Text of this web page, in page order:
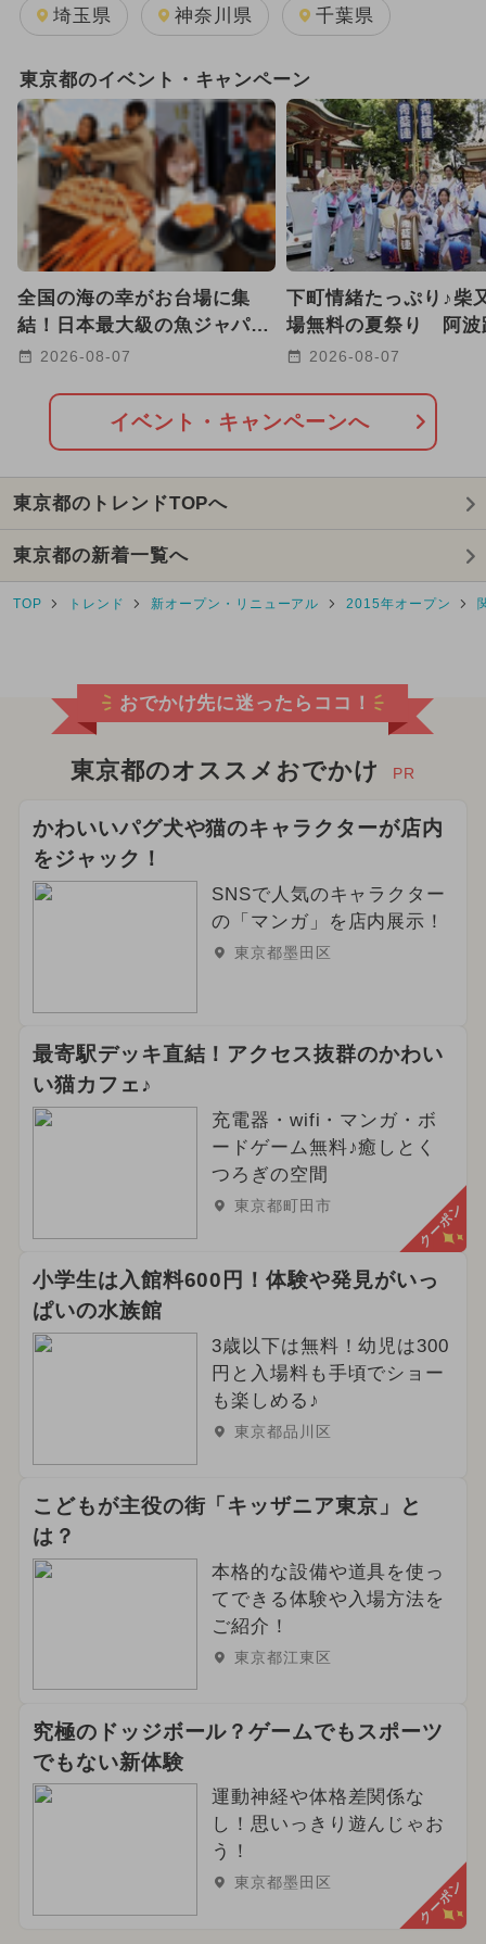
埼玉県 神奈川県 千葉県
東京都のイベント・キャンペーン
全国の海の幸がお台場に集
結！日本最大級の魚ジャパン
フェスが2年ぶり開催 入場
2026-08-07
下町情緒たっぷり♪柴
場無料の夏祭り 阿波
縁日、腹話術も！8/
2026-08-07
イベント・キャンペーンへ
東京都のトレンドTOPへ
東京都の新着一覧へ
TOP トレンド 新オープン・リニューアル 2015年オープン
おでかけ先に迷ったらココ！
東京都のオススメおでかけ PR
かわいいパグ犬や猫のキャラクターが店内
をジャック！
SNSで人気のキャラクター
の「マンガ」を店内展示！
東京都墨田区
最寄駅デッキ直結！アクセス抜群のかわい
い猫カフェ♪
充電器・wifi・マンガ・ボ
ードゲーム無料♪癒しとく
つろぎの空間
東京都町田市 クーポン
小学生は入館料600円！体験や発見がいっ
ぱいの水族館
3歳以下は無料！幼児は300
円と入場料も手頃でショー
も楽しめる♪
東京都品川区
こどもが主役の街「キッザニア東京」と
は？
本格的な設備や道具を使っ
てできる体験や入場方法を
ご紹介！
東京都江東区
究極のドッジボール？ゲームでもスポーツ
でもない新体験
運動神経や体格差関係な
し！思いっきり遊んじゃお
う！
東京都墨田区 クーポン